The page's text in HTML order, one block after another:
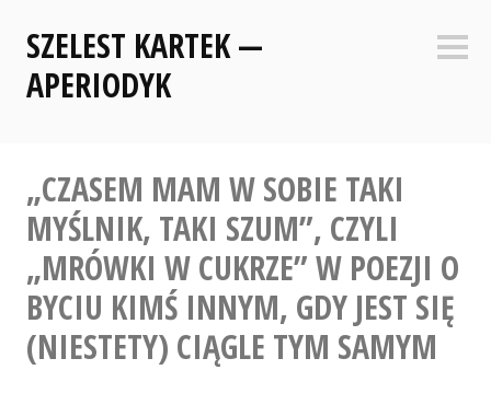
content
SZELEST KARTEK —
APERIODYK
„CZASEM MAM W SOBIE TAKI
MYŚLNIK, TAKI SZUM”, CZYLI
„MRÓWKI W CUKRZE” W POEZJI O
BYCIU KIMŚ INNYM, GDY JEST SIĘ
(NIESTETY) CIĄGLE TYM SAMYM